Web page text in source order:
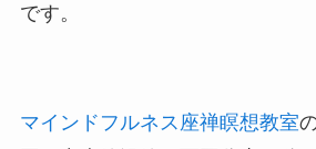
です。
マインドフルネス座禅瞑想教室